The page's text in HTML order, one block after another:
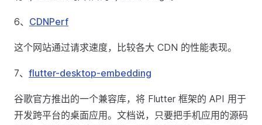
6、 CDNPerf
这个网站通过请求速度，比较各大 CDN 的性能表现。
7、 flutter-desktop-embedding
谷歌官方推出的一个兼容库，将 Flutter 框架的 API 用于
开发跨平台的桌面应用。文档说，只要把手机应用的源码